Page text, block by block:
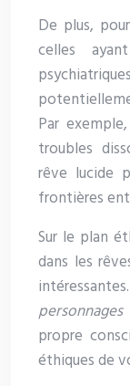
De plus,
celles
Par
troubles
rêve lucide
frontières
Sur le plan
dans les
propre
éthiques de